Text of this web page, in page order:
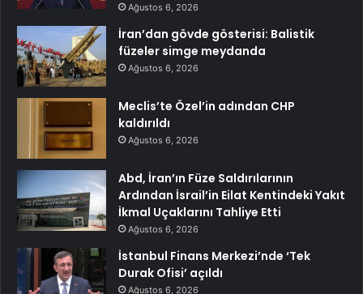
Ağustos 6, 2026
İran’dan gövde gösterisi: Balistik
füzeler simge meydanda
Ağustos 6, 2026
Meclis’te Özel’in adından CHP
kaldırıldı
Ağustos 6, 2026
Abd, İran’ın Füze Saldırılarının
Ardından İsrail’in Eilat Kentindeki Yakıt
İkmal Uçaklarını Tahliye Etti
Ağustos 6, 2026
İstanbul Finans Merkezi’nde ‘Tek
Durak Ofisi’ açıldı
Ağustos 6, 2026